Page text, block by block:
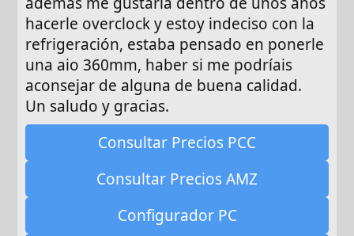
hacerle overclock y estoy indeciso con la
refrigeración, estaba pensado en ponerle
una aio 360mm, haber si me podríais
aconsejar de alguna de buena calidad.
Un saludo y gracias.
Consultar Precios PCC
Consultar Precios AMZ
Configurador PC